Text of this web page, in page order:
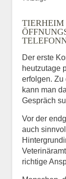
Der erste
heutzutage
erfolgen. Zu
kann man
Gespräch
Vor der
auch
richtige